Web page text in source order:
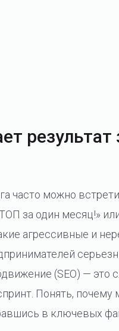
результат
часто можно
за один месяц!»
агрессивные и
(SEO) — это
Понять, почему
в ключевых